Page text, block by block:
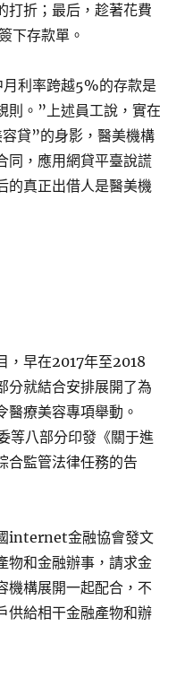
打折；最后，趁著花費
下存款單。
利率跨越5%的存款是
則。”上述員工說，實在
貸”的身影，醫美機構
同，應用網貸平臺說謊
的真正出借人是醫美機
，早在2017年至2018
分就結合安排展開了為
醫療美容專項舉動。
等八部分印發《關于進
合監管法律任務的告
internet金融協會發文
物和金融辦事，請求金
機構展開一起配合，不
供給相干金融產物和辦